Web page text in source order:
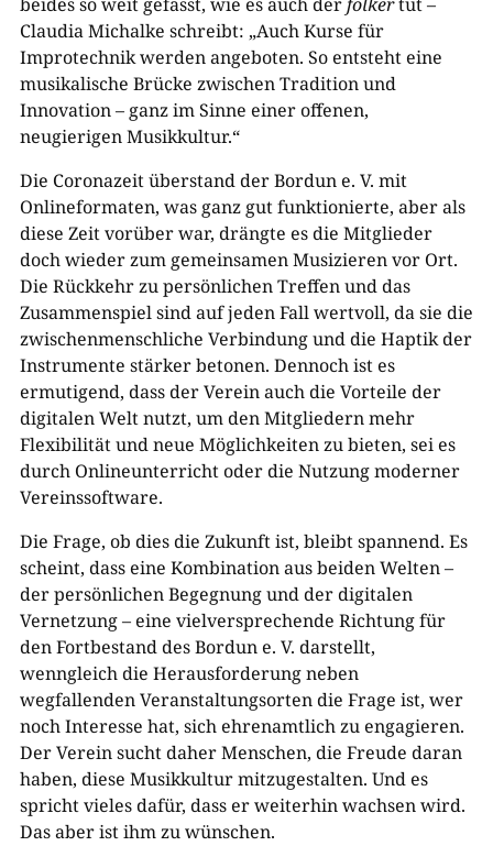
Claudia Michalke schreibt: „Auch Kurse für
Improtechnik werden angeboten. So entsteht eine
musikalische Brücke zwischen Tradition und
Innovation – ganz im Sinne einer offenen,
neugierigen Musikkultur.“
Die Coronazeit überstand der Bordun e. V. mit
Onlineformaten, was ganz gut funktionierte, aber als
diese Zeit vorüber war, drängte es die Mitglieder
doch wieder zum gemeinsamen Musizieren vor Ort.
Die Rückkehr zu persönlichen Treffen und das
Zusammenspiel sind auf jeden Fall wertvoll, da sie die
zwischenmenschliche Verbindung und die Haptik der
Instrumente stärker betonen. Dennoch ist es
ermutigend, dass der Verein auch die Vorteile der
digitalen Welt nutzt, um den Mitgliedern mehr
Flexibilität und neue Möglichkeiten zu bieten, sei es
durch Onlineunterricht oder die Nutzung moderner
Vereinssoftware.
Die Frage, ob dies die Zukunft ist, bleibt spannend. Es
scheint, dass eine Kombination aus beiden Welten –
der persönlichen Begegnung und der digitalen
Vernetzung – eine vielversprechende Richtung für
den Fortbestand des Bordun e. V. darstellt,
wenngleich die Herausforderung neben
wegfallenden Veranstaltungsorten die Frage ist, wer
noch Interesse hat, sich ehrenamtlich zu engagieren.
Der Verein sucht daher Menschen, die Freude daran
haben, diese Musikkultur mitzugestalten. Und es
spricht vieles dafür, dass er weiterhin wachsen wird.
Das aber ist ihm zu wünschen.